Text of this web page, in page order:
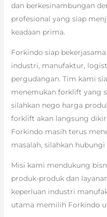
dan berkesinambungan
profesional yang siap
keadaan prima.
Forkindo siap
industri, manufaktur,
pergudangan. Tim kami
menemukan forklift yang
silahkan nego harga
forklift akan langsung
Forkindo masih terus
masalah, silahkan hubungi
Misi kami mendukung
produk-produk dan
keperluan industri
utama memilih Forkindo